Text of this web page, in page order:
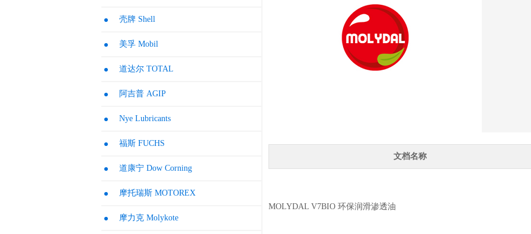
壳牌 Shell
美孚 Mobil
道达尔 TOTAL
阿吉普 AGIP
Nye Lubricants
福斯 FUCHS
道康宁 Dow Corning
摩托瑞斯 MOTOREX
摩力克 Molykote
文档名称
MOLYDAL V7BIO 环保润滑渗透油